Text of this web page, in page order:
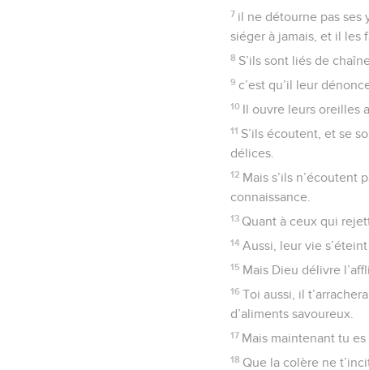
7 il ne détourne pas ses
siéger à jamais, et il les
8 S’ils sont liés de
9 c’est qu’il leur
10 Il ouvre leurs oreilles
11 S’ils écoutent, et se
délices.
12 Mais s’ils n’écoutent
connaissance.
13 Quant à ceux qui
14 Aussi, leur vie
15 Mais Dieu délivre
16 Toi aussi, il
d’aliments savoureux.
17 Mais maintenant tu
18 Que la colère ne